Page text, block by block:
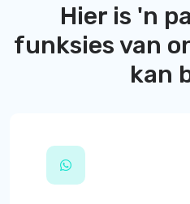
Hier is 'n
funksies van
kan